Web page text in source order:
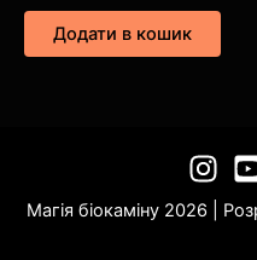
Додати в кошик
Магія біокаміну 2026 |